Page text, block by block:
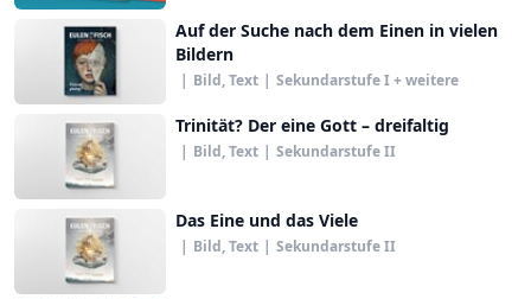
Auf der Suche nach dem Einen in vielen
Bildern
| Bild, Text | Sekundarstufe I + weitere
Trinität? Der eine Gott – dreifaltig
| Bild, Text | Sekundarstufe II
Das Eine und das Viele
| Bild, Text | Sekundarstufe II